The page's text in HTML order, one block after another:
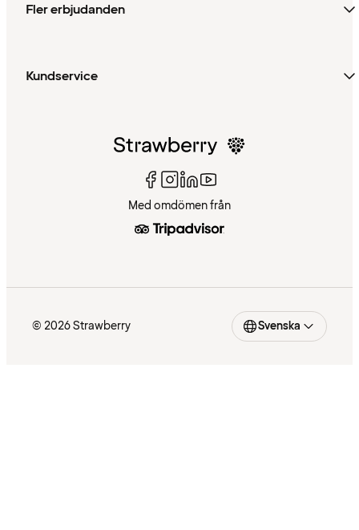
Fler erbjudanden
Kundservice
Med omdömen från
© 2026 Strawberry Svenska